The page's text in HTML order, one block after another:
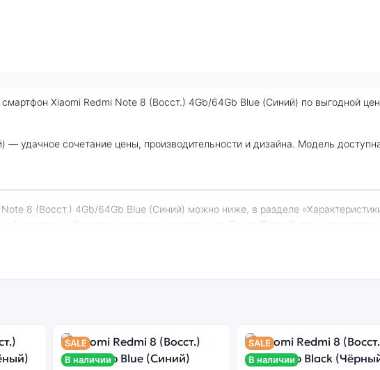
сроки. Доступна экспресс-доставка по Санкт-Петербургу и самовывоз.
оболочка
цветов и моделей
сборки
SALE
В наличии
SALE
В наличии